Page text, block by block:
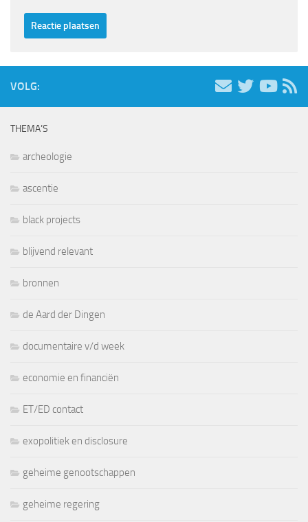
VOLG:
THEMA’S
archeologie
ascentie
black projects
blijvend relevant
bronnen
de Aard der Dingen
documentaire v/d week
economie en financiën
ET/ED contact
exopolitiek en disclosure
geheime genootschappen
geheime regering